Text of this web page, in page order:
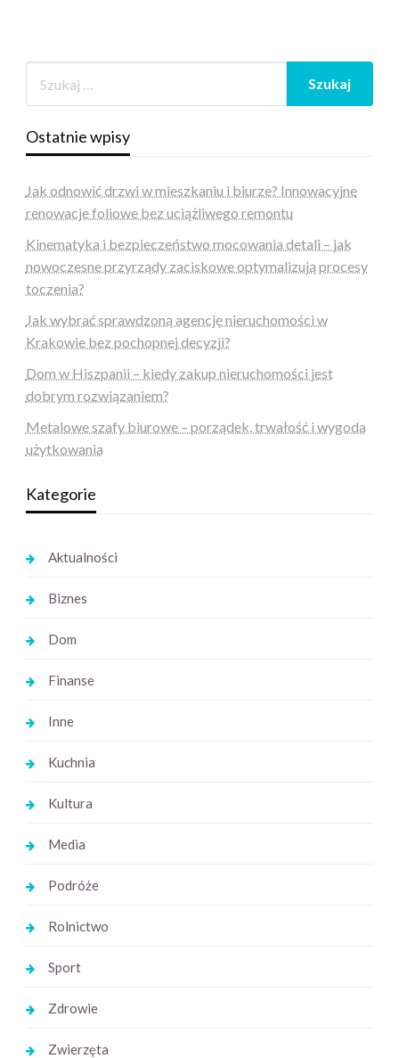
Ostatnie wpisy
Jak odnowić drzwi w mieszkaniu i biurze? Innowacyjne
renowacje foliowe bez uciążliwego remontu
Kinematyka i bezpieczeństwo mocowania detali – jak
nowoczesne przyrządy zaciskowe optymalizują procesy
toczenia?
Jak wybrać sprawdzoną agencję nieruchomości w
Krakowie bez pochopnej decyzji?
Dom w Hiszpanii – kiedy zakup nieruchomości jest
dobrym rozwiązaniem?
Metalowe szafy biurowe – porządek, trwałość i wygoda
użytkowania
Kategorie
Aktualności
Biznes
Dom
Finanse
Inne
Kuchnia
Kultura
Media
Podróże
Rolnictwo
Sport
Zdrowie
Zwierzęta